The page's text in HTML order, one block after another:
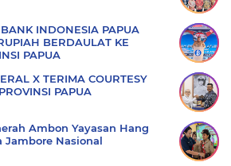
INDONESIA PAPUA
BERDAULAT KE
PAPUA
X TERIMA COURTESY
PAPUA
Ambon Yayasan Hang
Jambore Nasional